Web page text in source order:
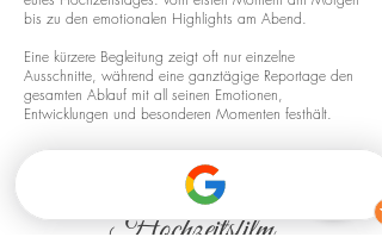
bis zu den emotionalen Highlights am Abend.
Eine kürzere Begleitung zeigt oft nur einzelne
Ausschnitte, während eine ganztägige Reportage den
gesamten Ablauf mit all seinen Emotionen,
Entwicklungen und besonderen Momenten festhält.
Drohnenaufnahmen für euren